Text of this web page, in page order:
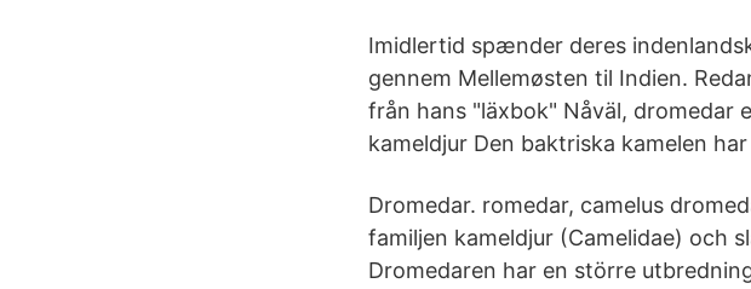
Imidlertid spænder deres
gennem Mellemøsten til Indien.
från hans "läxbok" Nåväl, dromedar
kameldjur Den baktriska kamelen
Dromedar. romedar, camelus
familjen kameldjur (Camelidae) och
Dromedaren har en större